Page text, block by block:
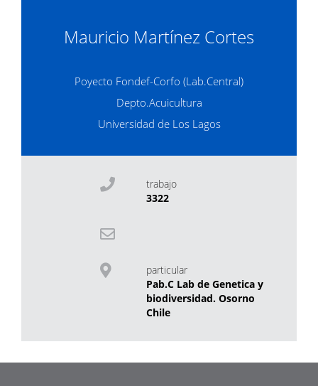
Mauricio Martínez Cortes
Poyecto Fondef-Corfo (Lab.Central)
Depto.Acuicultura
Universidad de Los Lagos
trabajo
3322
particular
Pab.C Lab de Genetica y
biodiversidad. Osorno
Chile